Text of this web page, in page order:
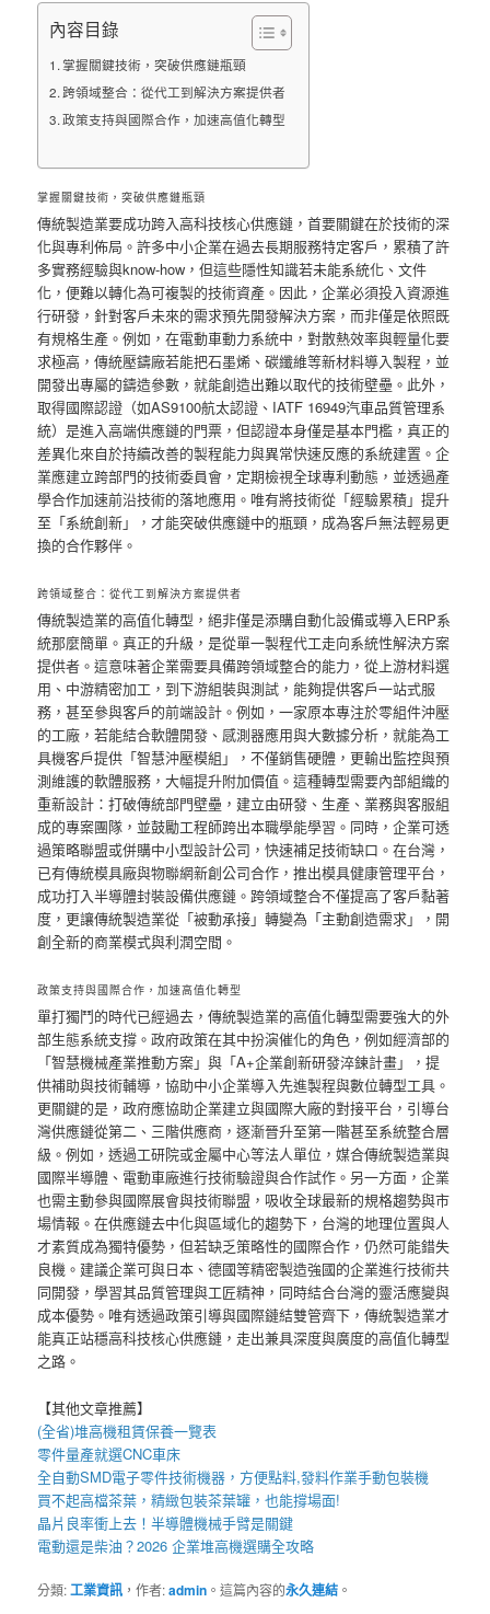
內容目錄
掌握關鍵技術，突破供應鏈瓶頸
跨領域整合：從代工到解決方案提供者
政策支持與國際合作，加速高值化轉型
掌握關鍵技術，突破供應鏈瓶頸
傳統製造業要成功跨入高科技核心供應鏈，首要關鍵在於技術的深
化與專利佈局。許多中小企業在過去長期服務特定客戶，累積了許
多實務經驗與know-how，但這些隱性知識若未能系統化、文件
化，便難以轉化為可複製的技術資產。因此，企業必須投入資源進
行研發，針對客戶未來的需求預先開發解決方案，而非僅是依照既
有規格生產。例如，在電動車動力系統中，對散熱效率與輕量化要
求極高，傳統壓鑄廠若能把石墨烯、碳纖維等新材料導入製程，並
開發出專屬的鑄造參數，就能創造出難以取代的技術壁壘。此外，
取得國際認證（如AS9100航太認證、IATF 16949汽車品質管理系
統）是進入高端供應鏈的門票，但認證本身僅是基本門檻，真正的
差異化來自於持續改善的製程能力與異常快速反應的系統建置。企
業應建立跨部門的技術委員會，定期檢視全球專利動態，並透過產
學合作加速前沿技術的落地應用。唯有將技術從「經驗累積」提升
至「系統創新」，才能突破供應鏈中的瓶頸，成為客戶無法輕易更
換的合作夥伴。
跨領域整合：從代工到解決方案提供者
傳統製造業的高值化轉型，絕非僅是添購自動化設備或導入ERP系
統那麼簡單。真正的升級，是從單一製程代工走向系統性解決方案
提供者。這意味著企業需要具備跨領域整合的能力，從上游材料選
用、中游精密加工，到下游組裝與測試，能夠提供客戶一站式服
務，甚至參與客戶的前端設計。例如，一家原本專注於零組件沖壓
的工廠，若能結合軟體開發、感測器應用與大數據分析，就能為工
具機客戶提供「智慧沖壓模組」，不僅銷售硬體，更輸出監控與預
測維護的軟體服務，大幅提升附加價值。這種轉型需要內部組織的
重新設計：打破傳統部門壁壘，建立由研發、生產、業務與客服組
成的專案團隊，並鼓勵工程師跨出本職學能學習。同時，企業可透
過策略聯盟或併購中小型設計公司，快速補足技術缺口。在台灣，
已有傳統模具廠與物聯網新創公司合作，推出模具健康管理平台，
成功打入半導體封裝設備供應鏈。跨領域整合不僅提高了客戶黏著
度，更讓傳統製造業從「被動承接」轉變為「主動創造需求」，開
創全新的商業模式與利潤空間。
政策支持與國際合作，加速高值化轉型
單打獨鬥的時代已經過去，傳統製造業的高值化轉型需要強大的外
部生態系統支撐。政府政策在其中扮演催化的角色，例如經濟部的
「智慧機械產業推動方案」與「A+企業創新研發淬鍊計畫」，提
供補助與技術輔導，協助中小企業導入先進製程與數位轉型工具。
更關鍵的是，政府應協助企業建立與國際大廠的對接平台，引導台
灣供應鏈從第二、三階供應商，逐漸晉升至第一階甚至系統整合層
級。例如，透過工研院或金屬中心等法人單位，媒合傳統製造業與
國際半導體、電動車廠進行技術驗證與合作試作。另一方面，企業
也需主動參與國際展會與技術聯盟，吸收全球最新的規格趨勢與市
場情報。在供應鏈去中化與區域化的趨勢下，台灣的地理位置與人
才素質成為獨特優勢，但若缺乏策略性的國際合作，仍然可能錯失
良機。建議企業可與日本、德國等精密製造強國的企業進行技術共
同開發，學習其品質管理與工匠精神，同時結合台灣的靈活應變與
成本優勢。唯有透過政策引導與國際鏈結雙管齊下，傳統製造業才
能真正站穩高科技核心供應鏈，走出兼具深度與廣度的高值化轉型
之路。
【其他文章推薦】
(全省)堆高機租賃保養一覽表
零件量產就選CNC車床
全自動SMD電子零件技術機器 ，方便點料,發料作業手動包裝機
買不起高檔茶葉，精緻包裝茶葉罐 ，也能撐場面!
晶片良率衝上去！半導體機械手臂是關鍵
電動還是柴油？2026 企業堆高機選購全攻略
分類:工業資訊 ，作者:admin 。這篇內容的永久連結 。